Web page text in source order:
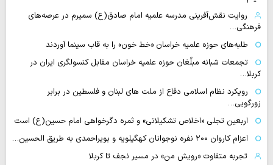
روایت نقش‌آفرینی مدرسه علمیه امام صادق(ع) سمیرم در عرصه‌های
فرهنگی…
طلبه‌های حوزه علمیه خراسان «خط خون» را به قاب سینما آوردند
تجمعات شبانه مبلّغان حوزه علمیه خراسان مقابل کنسولگری ایران در
کربلا…
رویکرد نظام اسلامی دفاع از ملت های لبنان و فلسطین در برابر
زورگویی…
اربعین تجلی «اخلاص تشکیلاتی» و ثمره دگرخواهی امام حسین(ع) است
اعزام کاروان ۲۰۰ نفره نوجوانان کهگیلویه و بویراحمدی به طریق الحسین…
تجربه متفاوت «رویش من» در مسیر نجف تا کربلا